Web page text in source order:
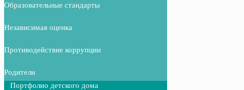
Образовательные стандарты
Независимая оценка
Противодействие коррупции
Родители
Портфолио детского дома